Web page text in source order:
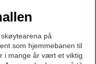
på
som hjemmebanen til
i mange år vært et viktig